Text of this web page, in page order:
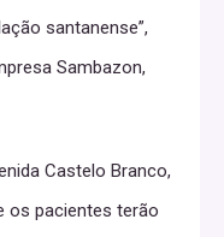
santanense”,
Sambazon,
Castelo Branco,
os pacientes terão